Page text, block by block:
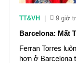
TT&VH 9 giờ
Barcelona: Mất
Ferran Torres
hơn ở Barcelona